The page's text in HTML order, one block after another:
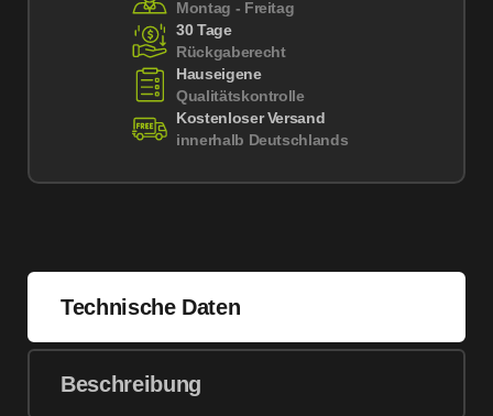
Montag - Freitag
30 Tage
Rückgaberecht
Hauseigene
Qualitätskontrolle
Kostenloser Versand
innerhalb Deutschlands
Technische Daten
Beschreibung